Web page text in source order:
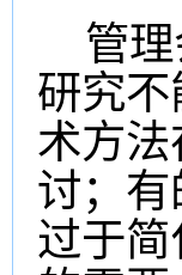
管理
研究
术方
讨；
过于